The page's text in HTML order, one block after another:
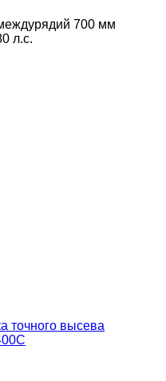
700 мм
л.с.
точного высева